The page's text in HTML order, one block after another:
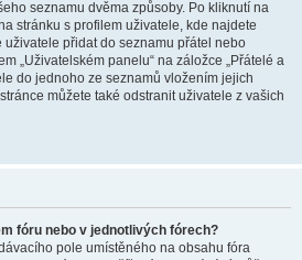
seznamu dvěma způsoby. Po kliknutí na
stránku s profilem uživatele, kde najdete
přidat do seznamu přátel nebo
„Uživatelském panelu“ na záložce „Přátelé a
do jednoho ze seznamů vložením jejich
můžete také odstranit uživatele z vašich
fóru nebo v jednotlivých fórech?
pole umístěného na obsahu fóra